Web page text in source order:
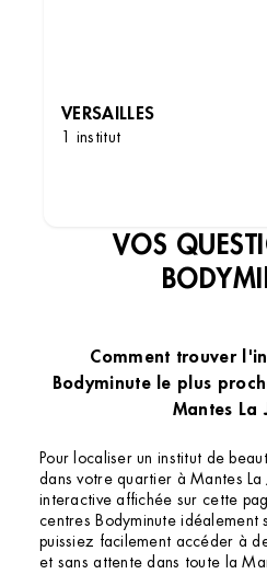
VERSAILLES
1 institut
VOS
Comment trouver
Bodyminute le plus
Mantes La
Pour localiser un institut de
dans votre quartier à Mantes
interactive affichée sur cette
centres Bodyminute idéalement
puissiez facilement accéder à
et sans attente dans toute la